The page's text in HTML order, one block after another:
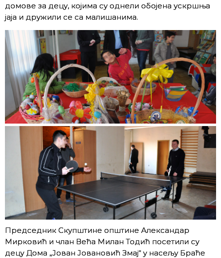
домове за децу, којима су однели обојена ускршња
јаја и дружили се са малишанима.
Председник Скупштине општине Александар
Мирковић и члан Већа Милан Тодић посетили су
децу Дома „Јован Јовановић Змај“ у насељу Браће